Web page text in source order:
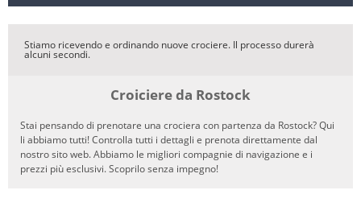
Stiamo ricevendo e ordinando nuove crociere. Il processo durerà
alcuni secondi.
Croiciere da Rostock
Stai pensando di prenotare una crociera con partenza da Rostock? Qui
li abbiamo tutti! Controlla tutti i dettagli e prenota direttamente dal
nostro sito web. Abbiamo le migliori compagnie di navigazione e i
prezzi più esclusivi. Scoprilo senza impegno!